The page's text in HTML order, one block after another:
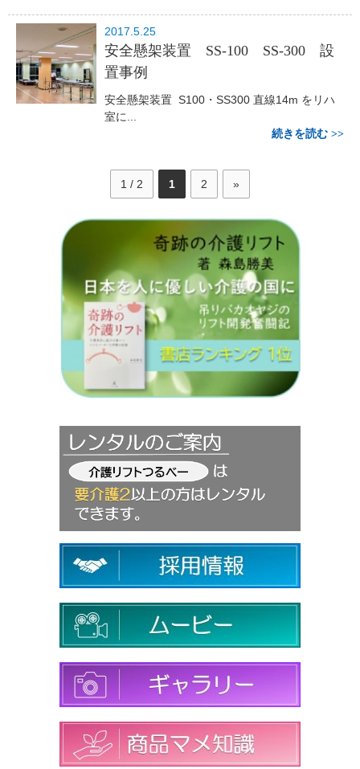
2017.5.25
安全懸架装置 SS-100 SS-300 設
置事例
安全懸架装置 S100・SS300 直線14m をリハ
室に...
続きを読む
1 / 2 1 2 »